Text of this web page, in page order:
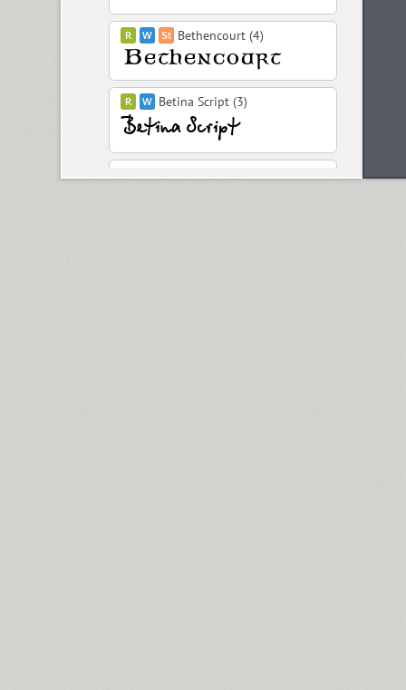
Bethencourt (4)
Betina Script (3)